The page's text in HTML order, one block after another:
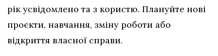
рік усвідомлено та з користю. Плануйте нові
проєкти, навчання, зміну роботи або
відкриття власної справи.